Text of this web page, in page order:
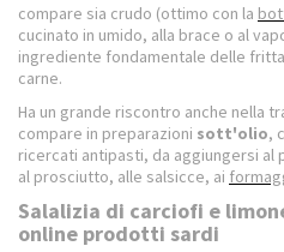
compare sia crudo (ottimo con la
cucinato in umido, alla brace o al
ingrediente fondamentale delle
carne.
Ha un grande riscontro anche nella
compare in preparazioni sott'olio,
ricercati antipasti, da aggiungersi
al prosciutto, alle salsicce, ai
Salalizia di carciofi e
online prodotti sardi